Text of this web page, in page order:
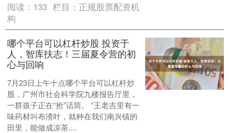
阅读： 133 栏目： 正规股票配资机
构
哪个平台可以杠杆炒股 投资于
人，智库扶志！三届夏令营的初
心与回响
7月23日上午十点哪个平台可以杠杆炒
股，广州市社会科学院九楼报告厅里，
一群孩子正在“抢”话筒。 “王老吉里有一
味药材叫布渣叶，就种在我们南兴镇的
田里，能做成凉茶....